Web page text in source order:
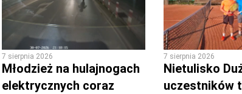
7 sierpnia 2026
Młodzież na hulajnogach
elektrycznych coraz
7 sierpnia 2026
Nietulisko
uczestników